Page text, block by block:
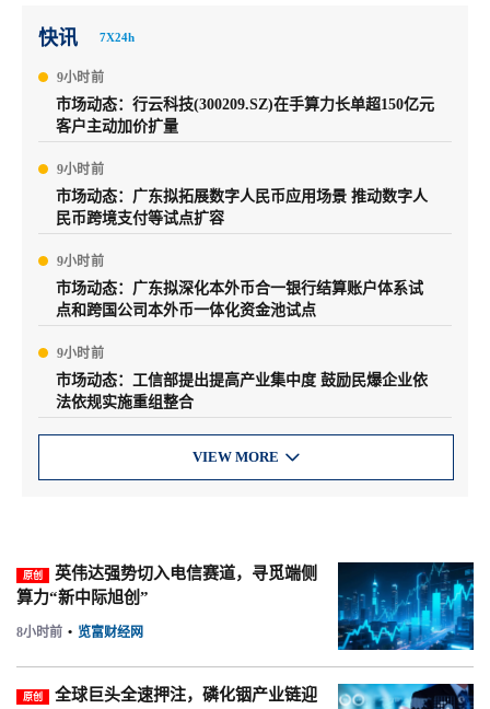
快讯 7X24h
9小时前
市场动态：行云科技(300209.SZ)在手算力长单超150亿元
客户主动加价扩量
9小时前
市场动态：广东拟拓展数字人民币应用场景 推动数字人
民币跨境支付等试点扩容
9小时前
市场动态：广东拟深化本外币合一银行结算账户体系试
点和跨国公司本外币一体化资金池试点
9小时前
市场动态：工信部提出提高产业集中度 鼓励民爆企业依
法依规实施重组整合
VIEW MORE 
原创
英伟达强势切入电信赛道，寻觅端侧
算力“新中际旭创”
8小时前 • 览富财经网
原创
全球巨头全速押注，磷化铟产业链迎